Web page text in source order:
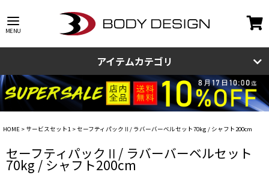
アイテムカテゴリ
HOME サービスセット1 セーフティパックⅡ/ ラバーバーベルセット70kg / シャフト200cm
セーフティパックⅡ/ ラバーバーベルセット
70kg / シャフト200cm